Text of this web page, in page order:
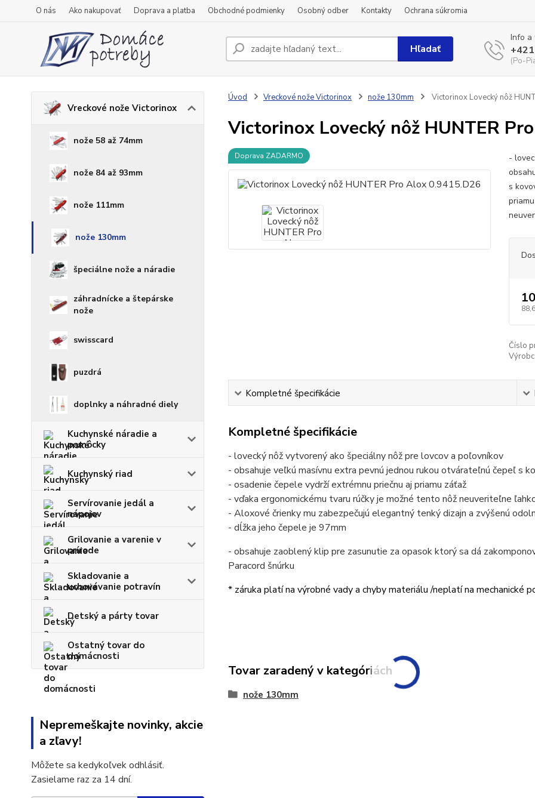
O nás Ako nakupovať Doprava a platba Obchodné podmienky Osobný odber Kontakty Ochrana súkromia
Hľadať
Info a
(Po-
Vreckové nože Victorinox
nože 58 až 74mm
nože 84 až 93mm
nože 111mm
nože 130mm
špeciálne nože a náradie
záhradnícke a štepárske
nože
swisscard
puzdrá
doplnky a náhradné diely
Kuchynské náradie a
pomôcky
Kuchynský riad
Servírovanie jedál a
nápojov
Grilovanie a varenie v
prírode
Skladovanie a
uchovávanie potravín
Detský a párty tovar
Ostatný tovar do
domácnosti
Nepremeškajte novinky, akcie
a zľavy!
Môžete sa kedykoľvek odhlásiť.
Zasielame raz za 14 dní.
Úvod Vreckové nože Victorinox nože 130mm Victorinox Lovecký nôž
Victorinox Lovecký nôž HUNTER
Doprava ZADARMO
-
s
Číslo
Kompletné špecifikácie
Kompletné špecifikácie
- lovecký nôž vytvorený ako špeciálny nôž pre lovcov a poľovníkov
- obsahuje veľkú masívnu extra pevnú jednou rukou otvárateľnú čepeľ s
- osadenie čepele vydrží extrémnu priečnu aj priamu záťaž
- vďaka ergonomickému tvaru rúčky je možné tento nôž neuveriteľne
- Aloxové črienky mu zabezpečujú elegantný tenký dizajn a zvýšenú
- dĺžka jeho čepele je 97mm
- obsahuje zaoblený klip pre zasunutie za opasok ktorý sa dá
Paracord šnúrku
* záruka platí na výrobné vady a chyby materiálu /neplatí na mechanické
Tovar zaradený v kategóriách
nože 130mm